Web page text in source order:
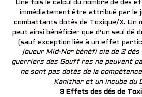
Une fois le calcul du nombre de dés
immédiatement être attribué par le
combattants dotés de Toxique/X. Un
peut ainsi bénéficier que d’un seul dé
(sauf exception liée à un effet
joueur Mid-Nor bénéfi cie de 2 dés
guerriers des Gouff res ne peuvent
ne sont pas dotés de la
Kanizhar et un incube du
3 Effets des dés de